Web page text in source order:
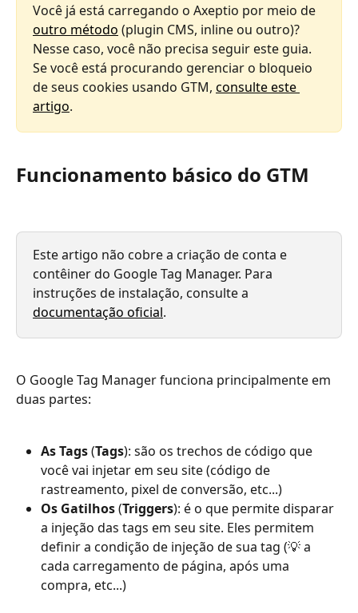
Você já está carregando o Axeptio por meio de
outro método (plugin CMS, inline ou outro)?
Nesse caso, você não precisa seguir este guia.
Se você está procurando gerenciar o bloqueio
de seus cookies usando GTM, consulte este
artigo.
Funcionamento básico do GTM
Este artigo não cobre a criação de conta e
contêiner do Google Tag Manager. Para
instruções de instalação, consulte a
documentação oficial.
O Google Tag Manager funciona principalmente em
duas partes:
As Tags (Tags): são os trechos de código que
você vai injetar em seu site (código de
rastreamento, pixel de conversão, etc...)
Os Gatilhos (Triggers): é o que permite disparar
a injeção das tags em seu site. Eles permitem
definir a condição de injeção de sua tag (💡 a
cada carregamento de página, após uma
compra, etc...)